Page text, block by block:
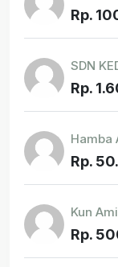
Rp.
SDN
Rp.
Hamba
Rp.
Kun
Rp.